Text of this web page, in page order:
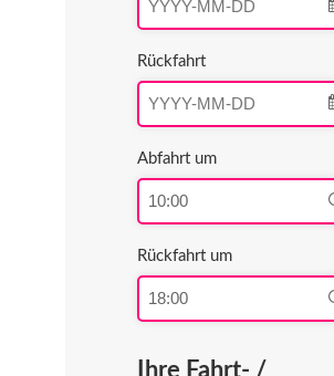
Rückfahrt
Abfahrt um
Rückfahrt um
Ihre Fahrt- /